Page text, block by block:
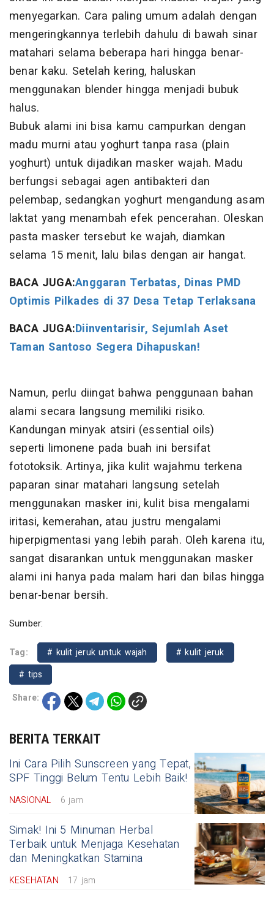
menyegarkan. Cara paling umum adalah dengan
mengeringkannya terlebih dahulu di bawah sinar
matahari selama beberapa hari hingga benar-
benar kaku. Setelah kering, haluskan
menggunakan blender hingga menjadi bubuk
halus.
Bubuk alami ini bisa kamu campurkan dengan
madu murni atau yoghurt tanpa rasa (plain
yoghurt) untuk dijadikan masker wajah. Madu
berfungsi sebagai agen antibakteri dan
pelembap, sedangkan yoghurt mengandung asam
laktat yang menambah efek pencerahan. Oleskan
pasta masker tersebut ke wajah, diamkan
selama 15 menit, lalu bilas dengan air hangat.
BACA JUGA:Anggaran Terbatas, Dinas PMD
Optimis Pilkades di 37 Desa Tetap Terlaksana
BACA JUGA:Diinventarisir, Sejumlah Aset
Taman Santoso Segera Dihapuskan!
Namun, perlu diingat bahwa penggunaan bahan
alami secara langsung memiliki risiko.
Kandungan minyak atsiri (essential oils)
seperti limonene pada buah ini bersifat
fototoksik. Artinya, jika kulit wajahmu terkena
paparan sinar matahari langsung setelah
menggunakan masker ini, kulit bisa mengalami
iritasi, kemerahan, atau justru mengalami
hiperpigmentasi yang lebih parah. Oleh karena itu,
sangat disarankan untuk menggunakan masker
alami ini hanya pada malam hari dan bilas hingga
benar-benar bersih.
Sumber:
Tag: # kulit jeruk untuk wajah
# kulit jeruk
# tips
Share:
BERITA TERKAIT
Ini Cara Pilih Sunscreen yang Tepat,
SPF Tinggi Belum Tentu Lebih Baik!
NASIONAL 6 jam
Simak! Ini 5 Minuman Herbal
Terbaik untuk Menjaga Kesehatan
dan Meningkatkan Stamina
KESEHATAN 17 jam